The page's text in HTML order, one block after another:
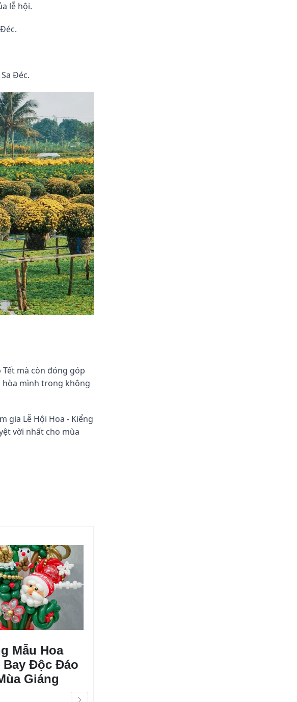
lễ hội.
Đéc.
mà còn đóng góp
hòa mình trong không
gia Lễ Hội Hoa - Kiểng
vời nhất cho mùa
Mẫu Hoa
Bay Độc Đáo
Giáng